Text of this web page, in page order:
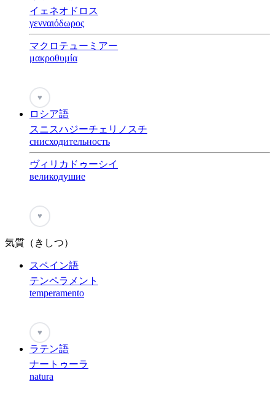
イェネオドロス
γενναιόδωρος
マクロテューミアー
μακροθυμία
♥
ロシア語
スニスハジーチェリノスチ
снисходительность
ヴィリカドゥーシイ
великодушие
♥
気質（きしつ）
スペイン語
テンペラメント
temperamento
♥
ラテン語
ナートゥーラ
natura